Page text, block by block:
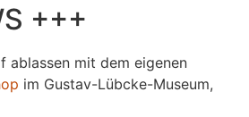
+++
ablassen mit dem eigenen
im Gustav-Lübcke-Museum,